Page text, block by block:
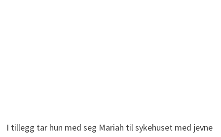
I tillegg tar hun med seg Mariah til sykehuset med jevne